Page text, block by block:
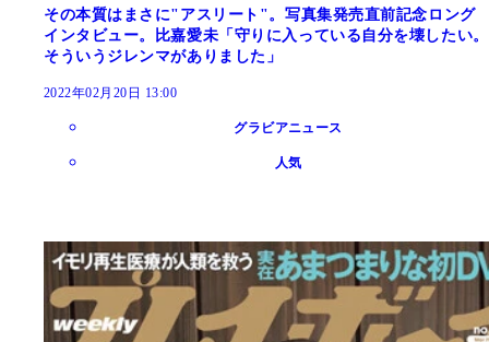
その本質はまさに"アスリート"。写真集発売直前記念ロング
インタビュー。比嘉愛未「守りに入っている自分を壊したい。
そういうジレンマがありました」
2022年02月20日 13:00
グラビアニュース
人気